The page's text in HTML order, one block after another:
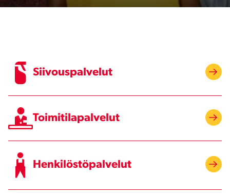
Siivouspalvelut
Toimitilapalvelut
Henkilöstöpalvelut